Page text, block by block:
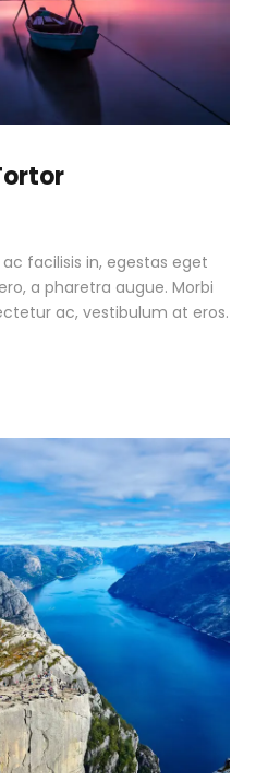
facilisis in, egestas eget
a pharetra augue. Morbi
ac, vestibulum at eros.